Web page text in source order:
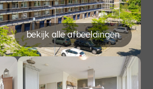
bekijk alle afbeeldingen